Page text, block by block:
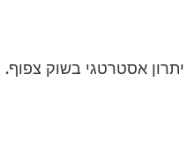
אסטרטגי בשוק צפוף.